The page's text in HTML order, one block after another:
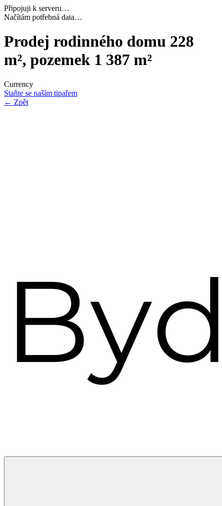
Připojuji k serveru…
Dokončuji inicializaci…
Prodej rodinného domu 228
m², pozemek 1 387 m²
Currency
Staňte se naším tipařem
← Zpět